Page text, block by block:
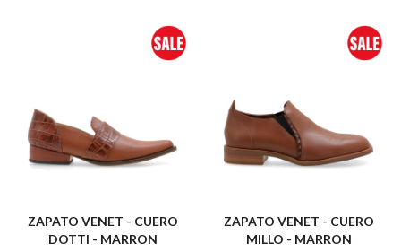
ZAPATO VENET - CUERO
DOTTI - MARRON
ZAPATO VENET - CUERO
MILLO - MARRON